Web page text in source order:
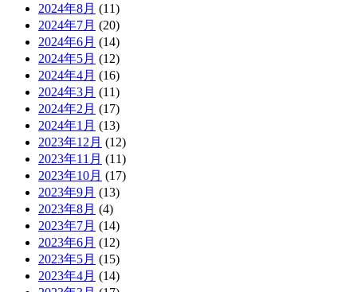
2024年8月 (11)
2024年7月 (20)
2024年6月 (14)
2024年5月 (12)
2024年4月 (16)
2024年3月 (11)
2024年2月 (17)
2024年1月 (13)
2023年12月 (12)
2023年11月 (11)
2023年10月 (17)
2023年9月 (13)
2023年8月 (4)
2023年7月 (14)
2023年6月 (12)
2023年5月 (15)
2023年4月 (14)